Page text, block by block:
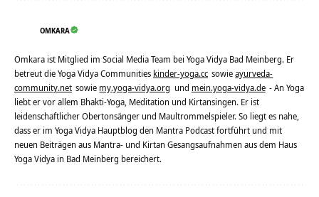
OMKARA
Omkara ist Mitglied im Social Media Team bei Yoga Vidya Bad Meinberg. Er
betreut die Yoga Vidya Communities kinder-yoga.cc sowieayurveda-
community.net sowie my.yoga-vidya.org und mein.yoga-vidya.de - An Yoga
liebt er vor allem Bhakti-Yoga, Meditation und Kirtansingen. Er ist
leidenschaftlicher Obertonsänger und Maultrommelspieler. So liegt es nahe,
dass er im Yoga Vidya Hauptblog den Mantra Podcast fortführt und mit
neuen Beiträgen aus Mantra- und Kirtan Gesangsaufnahmen aus dem Haus
Yoga Vidya in Bad Meinberg bereichert.